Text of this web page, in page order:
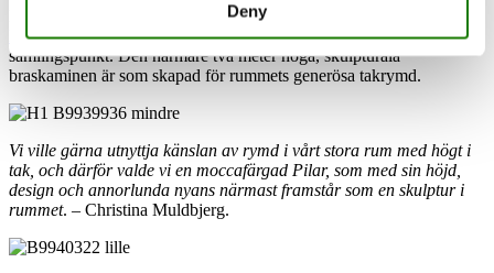
Deny
Det rymliga vardagsrummet med tak upp till nock är inrett med en
RAIS Pilarsom värmekälla och som rummets naturliga
samlingspunkt. Den närmare två meter höga, skulpturala
braskaminen är som skapad för rummets generösa takrymd.
Vi ville gärna utnyttja känslan av rymd i vårt stora rum med högt i
tak, och därför valde vi en moccafärgad Pilar, som med sin höjd,
design och annorlunda nyans närmast framstår som en skulptur i
rummet. – Christina Muldbjerg.